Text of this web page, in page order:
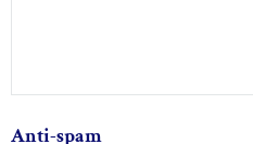
Anti-spam